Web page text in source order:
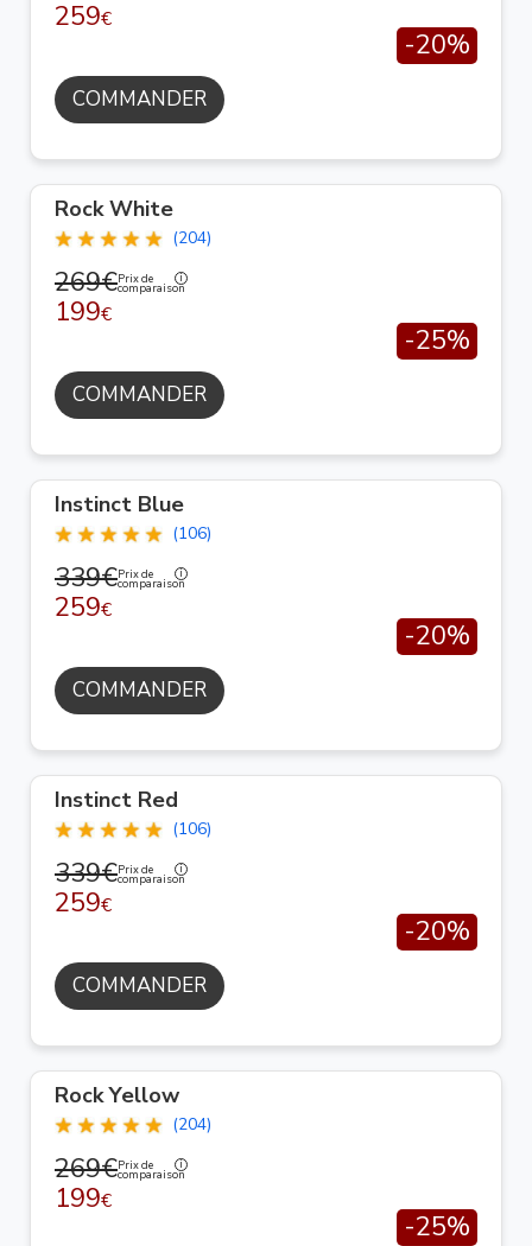
259€
-20%
COMMANDER
Rock White
(204)
269€Prix de
comparaison
199€
-25%
COMMANDER
Instinct Blue
(106)
339€Prix de
comparaison
259€
-20%
COMMANDER
Instinct Red
(106)
339€Prix de
comparaison
259€
-20%
COMMANDER
Rock Yellow
(204)
269€Prix de
comparaison
199€
-25%